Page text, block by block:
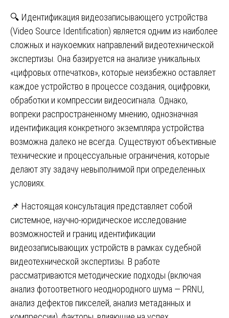
🔍 Идентификация видеозаписывающего устройства
(Video Source Identification) является одним из наиболее
сложных и наукоемких направлений видеотехнической
экспертизы. Она базируется на анализе уникальных
«цифровых отпечатков», которые неизбежно оставляет
каждое устройство в процессе создания, оцифровки,
обработки и компрессии видеосигнала. Однако,
вопреки распространенному мнению, однозначная
идентификация конкретного экземпляра устройства
возможна далеко не всегда. Существуют объективные
технические и процессуальные ограничения, которые
делают эту задачу невыполнимой при определенных
условиях.
📌 Настоящая консультация представляет собой
системное, научно-юридическое исследование
возможностей и границ идентификации
видеозаписывающих устройств в рамках судебной
видеотехнической экспертизы. В работе
рассматриваются методические подходы (включая
анализ фотоответного неоднородного шума — PRNU,
анализ дефектов пикселей, анализ метаданных и